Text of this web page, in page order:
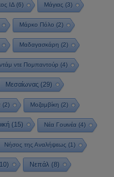
ΙΔ (6) Μάγιας (3)
Μάρκο Πόλο (2)
Μαδαγασκάρη (2)
ντε Πομπαντούρ (4)
Μεσαίωνας (29)
(2) Μοζαμβίκη (2)
(15) Νέα Γουινέα(4)
Νήσος της Αναλήψεως (1)
Νεπάλ (8)